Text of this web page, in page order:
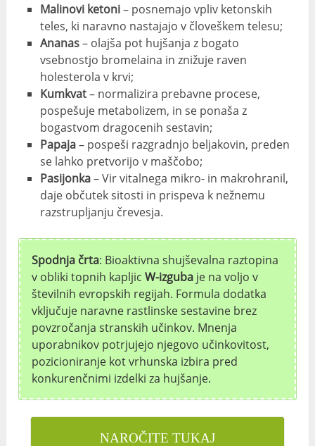
Malinovi ketoni– posnemajo vpliv ketonskih
teles, ki naravno nastajajo v človeškem telesu;
Ananas– olajša pot hujšanja z bogato
vsebnostjo bromelaina in znižuje raven
holesterola v krvi;
Kumkvat– normalizira prebavne procese,
pospešuje metabolizem, in se ponaša z
bogastvom dragocenih sestavin;
Papaja– pospeši razgradnjo beljakovin, preden
se lahko pretvorijo v maščobo;
Pasijonka– Vir vitalnega mikro- in makrohranil,
daje občutek sitosti in prispeva k nežnemu
razstrupljanju črevesja.
Spodnja črta: Bioaktivna shujševalna raztopina
v obliki topnih kapljicW-izguba je na voljo v
številnih evropskih regijah. Formula dodatka
vključuje naravne rastlinske sestavine brez
povzročanja stranskih učinkov. Mnenja
uporabnikov potrjujejo njegovo učinkovitost,
pozicioniranje kot vrhunska izbira pred
konkurenčnimi izdelki za hujšanje.
NAROČITE TUKAJ